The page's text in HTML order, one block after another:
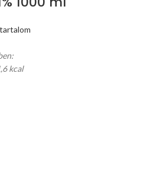
kcal